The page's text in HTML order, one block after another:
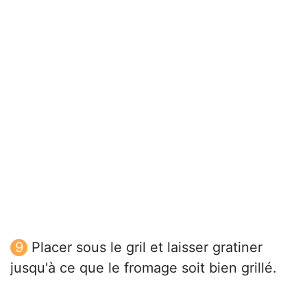
Placer sous le gril et laisser gratiner
jusqu'à ce que le fromage soit bien grillé.